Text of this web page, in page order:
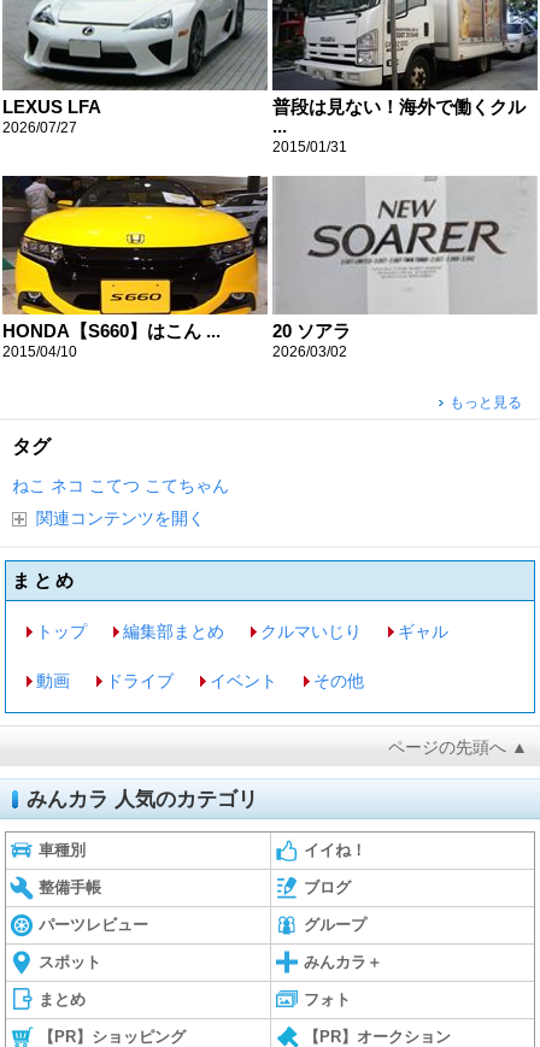
LEXUS LFA
2026/07/27
普段は見ない！海外で働くクル
...
2015/01/31
HONDA【S660】はこん ...
2015/04/10
20 ソアラ
2026/03/02
もっと見る
タグ
ねこ ネコ こてつ こてちゃん
関連コンテンツを開く
まとめ
トップ 編集部まとめ クルマいじり ギャル
動画 ドライブ イベント その他
ページの先頭へ ▲
みんカラ 人気のカテゴリ
車種別 イイね！
整備手帳 ブログ
パーツレビュー グループ
スポット みんカラ＋
まとめ フォト
【PR】ショッピング 【PR】オークション